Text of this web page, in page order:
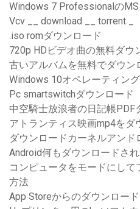
Windows 7 Professionalの
Vcv __ download __ torrent _
.iso romダウンロード
720p HDビデオ曲の無料ダウ
古いアルバムを無料でダウン
Windows 10オペレーティン
Pc smartswitchダウンロード
中空騎士放浪者の日記帳PDF
アトランティス映画mp4をダ
ダウンロードカーネルアンド
Android何もダウンロードさ
コンピュータをモードにし
方法
App Storeからのダウンロー